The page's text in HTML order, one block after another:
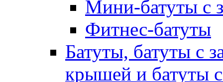
Мини-батуты с
Фитнес-батуты
Батуты, батуты с
крышей и батуты